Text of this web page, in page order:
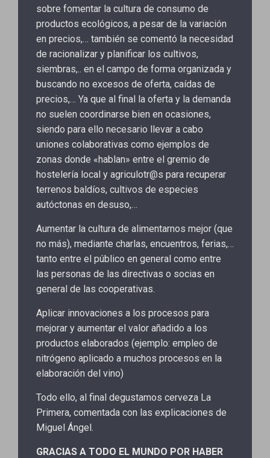
sobre fomentar la cultura de consumo de
productos ecológicos, a pesar de la variación
en precios,… también se comentó la necesidad
de racionalizar y planificar los cultivos,
siembras,.. en el campo de forma organizada y
buscando no excesos de oferta, caídas de
precios,… Ya que al final la oferta y la demanda
no suelen coordinarse bien en ocasiones,
siendo para ello necesario llevar a cabo
uniones colaborativas como ejemplos de
zonas donde «hablan» entre el gremio de
hostelería local y agriculotr@s para recuperar
terrenos baldíos, cultivos de especies
autóctonas en desuso,…
Aumentar la cultura de alimentarnos mejor (que
no más), mediante charlas, encuentros, ferias,…
tanto entre el público en general como entre
las personas de las directivas o socias en
general de las cooperativas.
Aplicar innovaciones a los procesos para
mejorar y aumentar el valor añadido a los
productos elaborados (ejemplo: empleo de
nitrógeno aplicado a muchos procesos en la
elaboración del vino)
Todo ello, al final degustamos cerveza La
Primera, comentada con las explicaciones de
Miguel Ángel.
GRACIAS A TODO EL MUNDO POR HABER